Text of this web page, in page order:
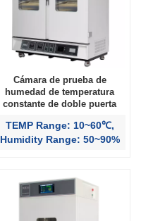
Cámara de prueba de
humedad de temperatura
constante de doble puerta
TEMP Range: 10~60℃,
Humidity Range: 50~90%